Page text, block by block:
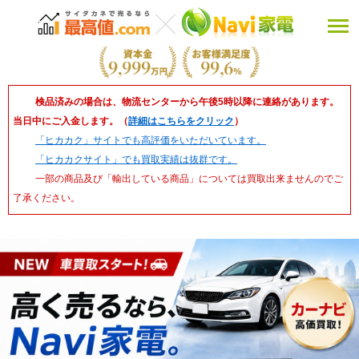
検品済みの場合は、物流センターから午後5時以降に連絡があります。
当日中にご入金します。（詳細はこちらをクリック ）
「ヒカカク」サイトでも高評価をいただいています。
「ヒカカクサイト」でも買取実績は抜群です。
一部の商品及び「輸出している商品」については買取出来ませんのでご
了承ください。